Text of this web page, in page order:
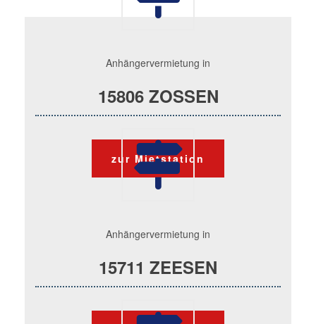
Anhängervermietung in
15806 ZOSSEN
zur Mietstation
Anhängervermietung in
15711 ZEESEN